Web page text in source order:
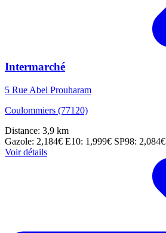
Intermarché
5 Rue Abel Prouharam
Coulommiers (77120)
Distance: 3,9 km
Gazole: 2,184€ E10: 1,999€ SP98: 2,084€
Voir détails